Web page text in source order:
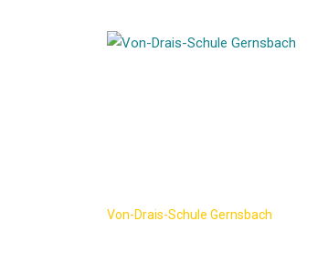
Von-Drais-Schule Gernsbach